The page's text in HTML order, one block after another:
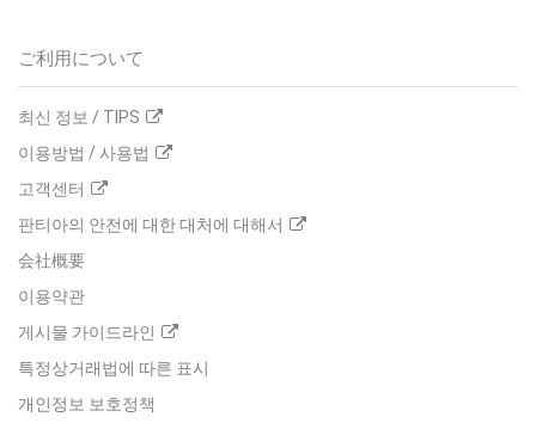
ご利用について
최신 정보 / TIPS
이용방법 / 사용법
고객센터
판티아의 안전에 대한 대처에 대해서
会社概要
이용약관
게시물 가이드라인
특정상거래법에 따른 표시
개인정보 보호정책